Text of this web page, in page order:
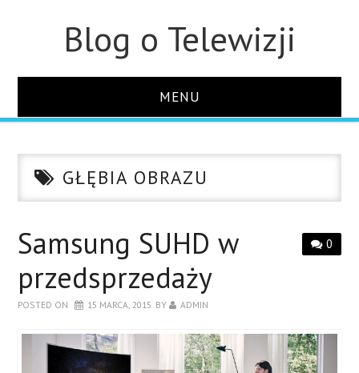
Blog o Telewizji
MENU
O STRONIEGŁĘBIA OBRAZU
0
Samsung SUHD w
przedsprzedaży
POSTED ON 15 MARCA, 2015 BY ADMIN